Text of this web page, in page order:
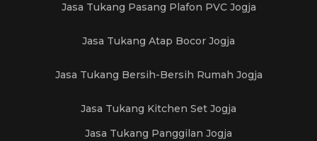
Jasa Tukang Pasang Plafon PVC Jogja
Jasa Tukang Atap Bocor Jogja
Jasa Tukang Bersih-Bersih Rumah Jogja
Jasa Tukang Kitchen Set Jogja
Jasa Tukang Panggilan Jogja